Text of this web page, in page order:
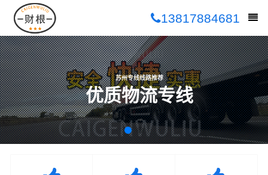
13817884681
苏州专线线路推荐
优质物流专线